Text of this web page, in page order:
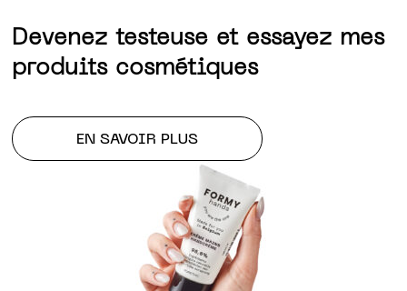
Devenez testeuse et essayez mes
produits cosmétiques
EN SAVOIR PLUS